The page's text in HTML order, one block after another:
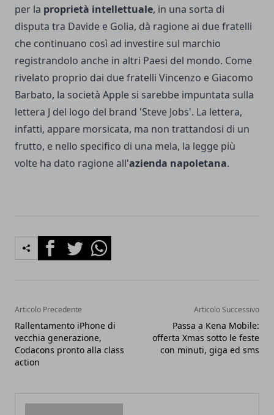
per la proprietà intellettuale, in una sorta di
disputa tra Davide e Golia, dà ragione ai due fratelli
che continuano così ad investire sul marchio
registrandolo anche in altri Paesi del mondo. Come
rivelato proprio dai due fratelli Vincenzo e Giacomo
Barbato, la società Apple si sarebbe impuntata sulla
lettera J del logo del brand 'Steve Jobs'. La lettera,
infatti, appare morsicata, ma non trattandosi di un
frutto, e nello specifico di una mela, la legge più
volte ha dato ragione all'azienda napoletana.
FacebookTwitterWhatsapp
Articolo Precedente
Rallentamento iPhone di
vecchia generazione,
Codacons pronto alla class
action
Articolo Successivo
Passa a Kena Mobile:
offerta Xmas sotto le feste
con minuti, giga ed sms